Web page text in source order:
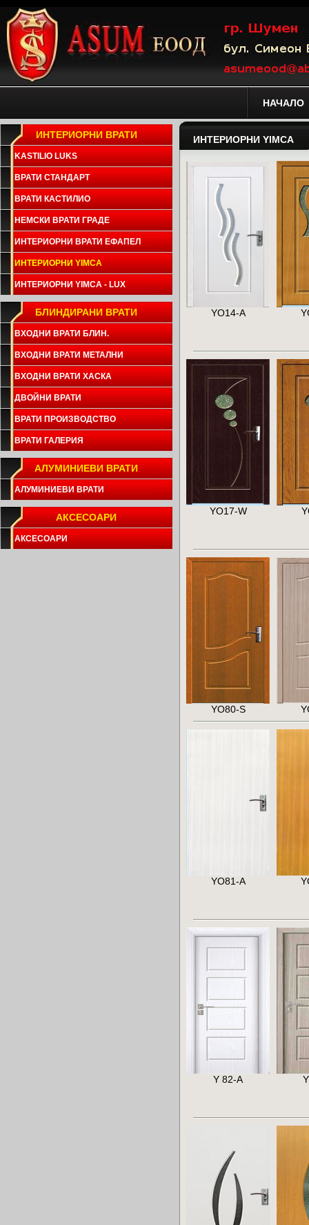
НАЧАЛО
ИНТЕРИОРНИ ВРАТИ
KASTILIO LUKS
ВРАТИ СТАНДАРТ
ВРАТИ КАСТИЛИО
НЕМСКИ ВРАТИ ГРАДЕ
ИНТЕРИОРНИ ВРАТИ ЕФАПЕЛ
ИНТЕРИОРНИ YIMCA
ИНТЕРИОРНИ YIMCA - LUX
БЛИНДИРАНИ ВРАТИ
ВХОДНИ ВРАТИ БЛИН.
ВХОДНИ ВРАТИ МЕТАЛНИ
ВХОДНИ ВРАТИ ХАСКА
ДВОЙНИ ВРАТИ
ВРАТИ ПРОИЗВОДСТВО
ВРАТИ ГАЛЕРИЯ
АЛУМИНИЕВИ ВРАТИ
АЛУМИНИЕВИ ВРАТИ
АКСЕСОАРИ
АКСЕСОАРИ
ИНТЕРИОРНИ YIMCA
YO14-A
YO17-W
YO80-S
YO81-A
Y 82-A